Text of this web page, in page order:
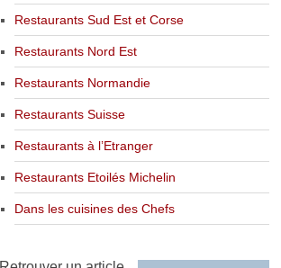
Restaurants Sud Est et Corse
Restaurants Nord Est
Restaurants Normandie
Restaurants Suisse
Restaurants à l’Etranger
Restaurants Etoilés Michelin
Dans les cuisines des Chefs